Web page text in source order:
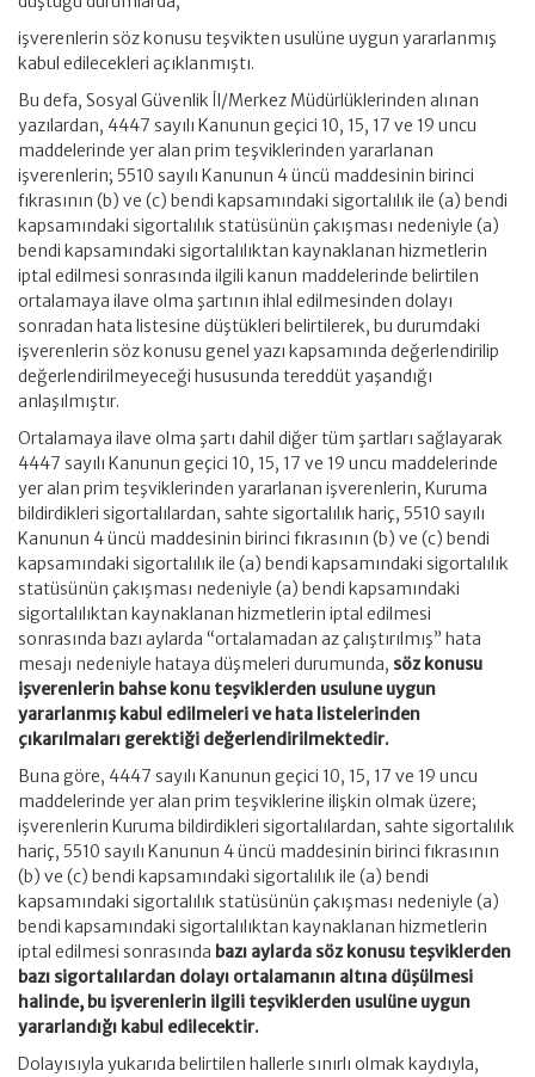
işverenlerin söz konusu teşvikten usulüne uygun yararlanmış
kabul edilecekleri açıklanmıştı.
Bu defa, Sosyal Güvenlik İl/Merkez Müdürlüklerinden alınan
yazılardan, 4447 sayılı Kanunun geçici 10, 15, 17 ve 19 uncu
maddelerinde yer alan prim teşviklerinden yararlanan
işverenlerin; 5510 sayılı Kanunun 4 üncü maddesinin birinci
fıkrasının (b) ve (c) bendi kapsamındaki sigortalılık ile (a) bendi
kapsamındaki sigortalılık statüsünün çakışması nedeniyle (a)
bendi kapsamındaki sigortalılıktan kaynaklanan hizmetlerin
iptal edilmesi sonrasında ilgili kanun maddelerinde belirtilen
ortalamaya ilave olma şartının ihlal edilmesinden dolayı
sonradan hata listesine düştükleri belirtilerek, bu durumdaki
işverenlerin söz konusu genel yazı kapsamında değerlendirilip
değerlendirilmeyeceği hususunda tereddüt yaşandığı
anlaşılmıştır.
Ortalamaya ilave olma şartı dahil diğer tüm şartları sağlayarak
4447 sayılı Kanunun geçici 10, 15, 17 ve 19 uncu maddelerinde
yer alan prim teşviklerinden yararlanan işverenlerin, Kuruma
bildirdikleri sigortalılardan, sahte sigortalılık hariç, 5510 sayılı
Kanunun 4 üncü maddesinin birinci fıkrasının (b) ve (c) bendi
kapsamındaki sigortalılık ile (a) bendi kapsamındaki sigortalılık
statüsünün çakışması nedeniyle (a) bendi kapsamındaki
sigortalılıktan kaynaklanan hizmetlerin iptal edilmesi
sonrasında bazı aylarda “ortalamadan az çalıştırılmış” hata
mesajı nedeniyle hataya düşmeleri durumunda, söz konusu
işverenlerin bahse konu teşviklerden usulune uygun
yararlanmış kabul edilmeleri ve hata listelerinden
çıkarılmaları gerektiği değerlendirilmektedir.
Buna göre, 4447 sayılı Kanunun geçici 10, 15, 17 ve 19 uncu
maddelerinde yer alan prim teşviklerine ilişkin olmak üzere;
işverenlerin Kuruma bildirdikleri sigortalılardan, sahte sigortalılık
hariç, 5510 sayılı Kanunun 4 üncü maddesinin birinci fıkrasının
(b) ve (c) bendi kapsamındaki sigortalılık ile (a) bendi
kapsamındaki sigortalılık statüsünün çakışması nedeniyle (a)
bendi kapsamındaki sigortalılıktan kaynaklanan hizmetlerin
iptal edilmesi sonrasında bazı aylarda söz konusu teşviklerden
bazı sigortalılardan dolayı ortalamanın altına düşülmesi
halinde, bu işverenlerin ilgili teşviklerden usulüne uygun
yararlandığı kabul edilecektir.
Dolayısıyla yukarıda belirtilen hallerle sınırlı olmak kaydıyla,